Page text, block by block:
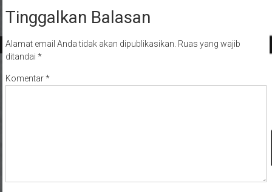
Tinggalkan Balasan
Alamat email Anda tidak akan dipublikasikan. Ruas yang wajib
ditandai *
Komentar*